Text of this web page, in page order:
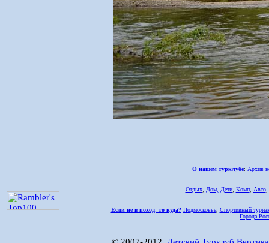
О нашем турклубе: Архив
Отдых, Дом, Дети, Комп, Авто,
Если не в поход, то куда? Подмосковье, Спортивный
Города